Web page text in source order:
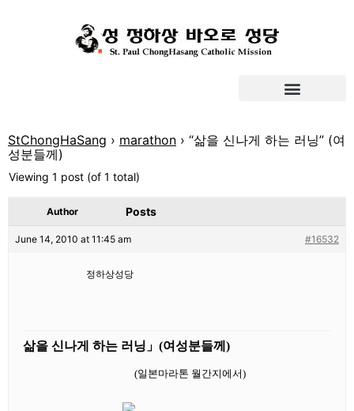
StChongHaSang › marathon › “삶을 신나게 하는 러닝” (여
성분들께)
Viewing 1 post (of 1 total)
Author Posts
June 14, 2010 at 11:45 am #16532
정하상성당
삶을 신나게 하는 러닝」(여성분들께)
(일본마라톤 월간지에서)